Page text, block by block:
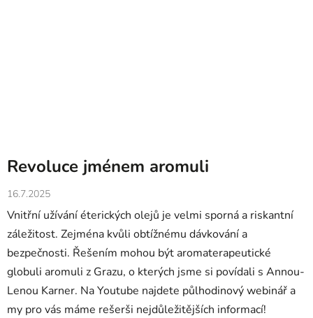
Revoluce jménem aromuli
16.7.2025
Vnitřní užívání éterických olejů je velmi sporná a riskantní
záležitost. Zejména kvůli obtížnému dávkování a
bezpečnosti. Řešením mohou být aromaterapeutické
globuli aromuli z Grazu, o kterých jsme si povídali s Annou-
Lenou Karner. Na Youtube najdete půlhodinový webinář a
my pro vás máme rešerši nejdůležitějších informací!